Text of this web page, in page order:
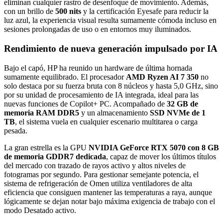
eliminan cualquier rastro de desenfoque de movimiento. Además,
con un brillo de 500 nits y la certificación Eyesafe para reducir la
luz azul, la experiencia visual resulta sumamente cómoda incluso en
sesiones prolongadas de uso o en entornos muy iluminados.
Rendimiento de nueva generación impulsado por IA
Bajo el capó, HP ha reunido un hardware de última hornada
sumamente equilibrado. El procesador AMD Ryzen AI 7 350 no
solo destaca por su fuerza bruta con 8 núcleos y hasta 5,0 GHz, sino
por su unidad de procesamiento de IA integrada, ideal para las
nuevas funciones de Copilot+ PC. Acompañado de 32 GB de
memoria RAM DDR5 y un almacenamiento SSD NVMe de 1
TB, el sistema vuela en cualquier escenario multitarea o carga
pesada.
La gran estrella es la GPU NVIDIA GeForce RTX 5070 con 8 GB
de memoria GDDR7 dedicada, capaz de mover los últimos títulos
del mercado con trazado de rayos activo y altos niveles de
fotogramas por segundo. Para gestionar semejante potencia, el
sistema de refrigeración de Omen utiliza ventiladores de alta
eficiencia que consiguen mantener las temperaturas a raya, aunque
lógicamente se dejan notar bajo máxima exigencia de trabajo con el
modo Desatado activo.